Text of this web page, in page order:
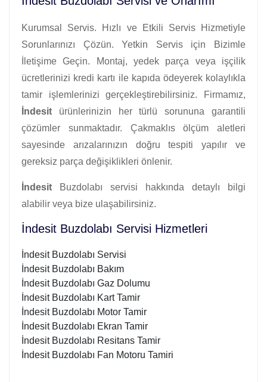
Kurumsal Servis. Hızlı ve Etkili Servis Hizmetiyle
Sorunlarınızı Çözün. Yetkin Servis için Bizimle
İletişime Geçin. Montaj, yedek parça veya işçilik
ücretlerinizi kredi kartı ile kapıda ödeyerek kolaylıkla
tamir işlemlerinizi gerçekleştirebilirsiniz. Firmamız,
İndesit ürünlerinizin her türlü sorununa garantili
çözümler sunmaktadır. Çakmaklıs ölçüm aletleri
sayesinde arızalarınızın doğru tespiti yapılır ve
gereksiz parça değişiklikleri önlenir.
İndesit Buzdolabı servisi hakkında detaylı bilgi
alabilir veya bize ulaşabilirsiniz.
İndesit Buzdolabı Servisi Hizmetleri
İndesit Buzdolabı Servisi
İndesit Buzdolabı Bakım
İndesit Buzdolabı Gaz Dolumu
İndesit Buzdolabı Kart Tamir
İndesit Buzdolabı Motor Tamir
İndesit Buzdolabı Ekran Tamir
İndesit Buzdolabı Resitans Tamir
İndesit Buzdolabı Fan Motoru Tamiri